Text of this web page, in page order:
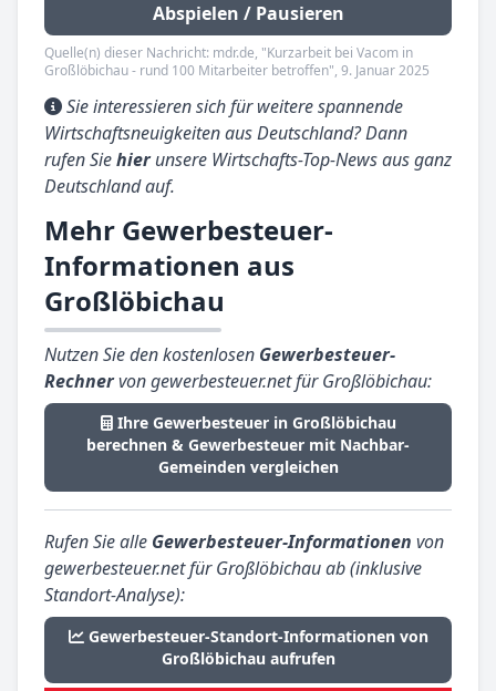
Abspielen / Pausieren
Quelle(n) dieser Nachricht: mdr.de, "Kurzarbeit bei Vacom in
Großlöbichau - rund 100 Mitarbeiter betroffen", 9. Januar 2025
Sie interessieren sich für weitere spannende
Wirtschaftsneuigkeiten aus Deutschland? Dann
rufen Siehierunsere Wirtschafts-Top-News aus ganz
Deutschland auf.
Mehr Gewerbesteuer-
Informationen aus
Großlöbichau
Nutzen Sie den kostenlosen Gewerbesteuer-
Rechnervon gewerbesteuer.net für Großlöbichau:
Ihre Gewerbesteuer in Großlöbichau
berechnen & Gewerbesteuer mit Nachbar-
Gemeinden vergleichen
Rufen Sie alle Gewerbesteuer-Informationen von
gewerbesteuer.net für Großlöbichau ab (inklusive
Standort-Analyse):
Gewerbesteuer-Standort-Informationen von
Großlöbichau aufrufen